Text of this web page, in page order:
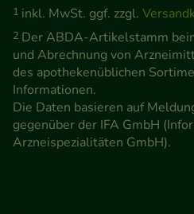
1 inkl. MwSt. ggf. zzgl.
2 Der ABDA-Artikelstamm
und Abrechnung von
des apothekenüblichen
Informationen.
Die Daten basieren auf
gegenüber der IFA GmbH
Arzneispezialitäten GmbH).